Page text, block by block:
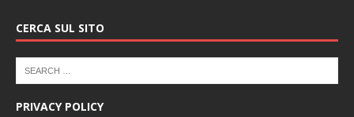
CERCA SUL SITO
PRIVACY POLICY